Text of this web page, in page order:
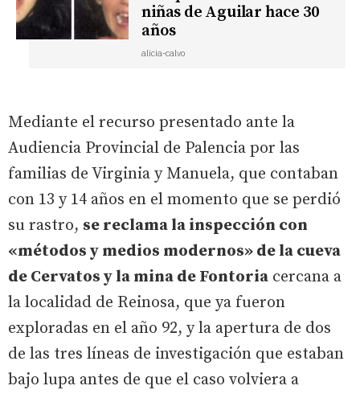
niñas de Aguilar hace 30
años
alicia-calvo
Mediante el recurso presentado ante la
Audiencia Provincial de Palencia por las
familias de Virginia y Manuela, que contaban
con 13 y 14 años en el momento que se perdió
su rastro, se reclama la inspección con
«métodos y medios modernos» de la cueva
de Cervatos y la mina de Fontoria cercana a
la localidad de Reinosa, que ya fueron
exploradas en el año 92, y la apertura de dos
de las tres líneas de investigación que estaban
bajo lupa antes de que el caso volviera a